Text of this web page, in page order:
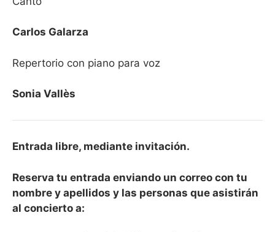
Carlos Galarza
Repertorio con piano para voz
Sonia Vallès
Entrada libre, mediante invitación.
Reserva tu entrada enviando un correo con tu
nombre y apellidos y las personas que asistirán
al concierto a: